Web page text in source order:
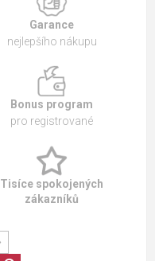
Garance
nejlepšího nákupu
Bonus program
pro registrované
Tisíce spokojených
zákazníků